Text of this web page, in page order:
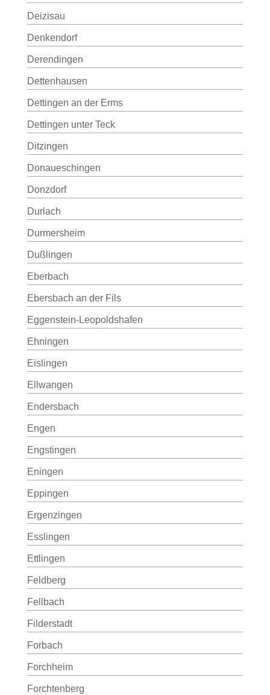
Deizisau
Denkendorf
Derendingen
Dettenhausen
Dettingen an der Erms
Dettingen unter Teck
Ditzingen
Donaueschingen
Donzdorf
Durlach
Durmersheim
Dußlingen
Eberbach
Ebersbach an der Fils
Eggenstein-Leopoldshafen
Ehningen
Eislingen
Ellwangen
Endersbach
Engen
Engstingen
Eningen
Eppingen
Ergenzingen
Esslingen
Ettlingen
Feldberg
Fellbach
Filderstadt
Forbach
Forchheim
Forchtenberg